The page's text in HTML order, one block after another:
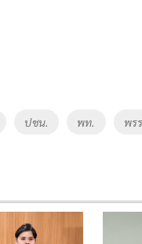
ปชน. พท. พร